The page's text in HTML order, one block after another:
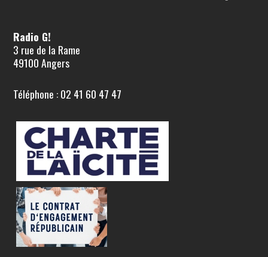
Radio G!
3 rue de la Rame
49100 Angers
Téléphone : 02 41 60 47 47